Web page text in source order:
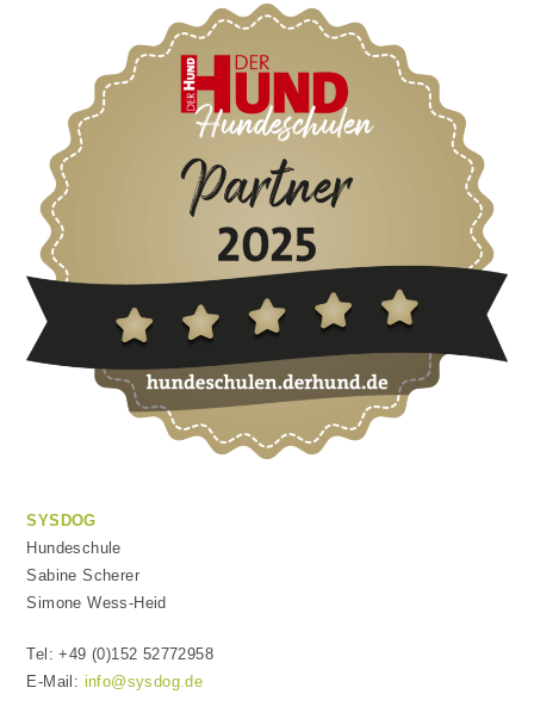
SYSDOG
Hundeschule
Sabine Scherer
Simone Wess-Heid
Tel: +49 (0)152 52772958
E-Mail: info@sysdog.de